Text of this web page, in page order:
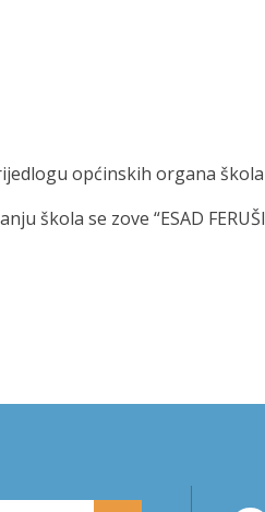
općinskih organa škola
škola se zove “ESAD